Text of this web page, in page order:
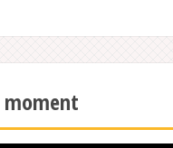
moment